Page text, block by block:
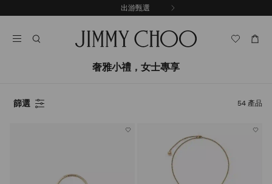
至
出游甄選
奢雅小禮，女士專享
篩選 54 產品